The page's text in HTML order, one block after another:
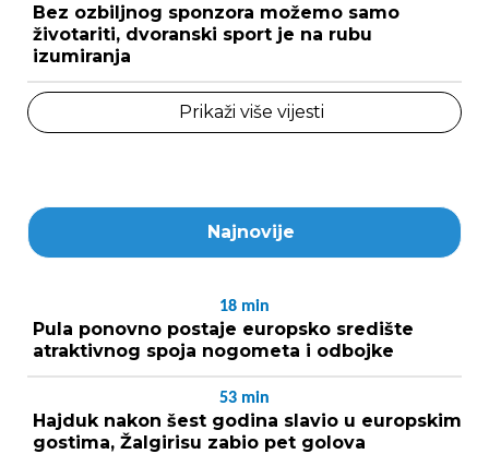
Bez ozbiljnog sponzora možemo samo
životariti, dvoranski sport je na rubu
izumiranja
Prikaži više vijesti
Najnovije
18 min
Pula ponovno postaje europsko središte
atraktivnog spoja nogometa i odbojke
53 min
Hajduk nakon šest godina slavio u europskim
gostima, Žalgirisu zabio pet golova